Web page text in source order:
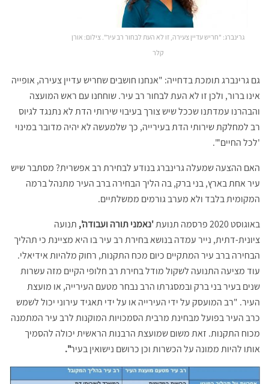
גרינברג: "חריש עדיין צעירה, זו לא העת לבחור רב עיר". צילום: אורן
קלר
גם גרינברג תומכת בדחייה: "אנחנו חושבים שחריש עדיין צעירה, אופייה
אינו ברור, ולכן זו לא העת לבחור רב עיר. שוחחנו עם ראש המועצה
והבהרנו עמדתנו שככל שיש צורך בעיבוי שירותי הדת לא נתנגד לגיוס
רב למחלקת שירותי הדת בעירייה, כך שלמעשה לא יהיה מדובר במינוי
'לכל החיים'".
האם ההצעה שמעלה גרינברג בנודע לבחירת רב אפשרית? מסתבר שיש
עיר אחת בארץ, בני ברק, בה הליך הבחירה ברב העיר מתנהל ברמה
המקומית בלבד ולא מערב גורמים ממשלתיים.
באוגוסט 2020 פרסמה תנועת
'נאמני תורה ועבודה', תנועה
ציונית-דתית, נייר עמדה בנושא בחירת רב עיר בו היא מציינת כי תהליך
הבחירה ברב עיר המתקיים כיום מכח התקנות, רחוק מלהיות אידיאלי.
עוד מציעה התנועה לשקול מודל בחירת רב חלופי הקיים מזה עשרות
שנים בעיר בני ברק ובמסגרתו הרב נבחר מטעם העירייה, או מועצת
העיר. "רב המועסק על ידי העירייה או על ידי תאגיד עירוני יכול לשמש
כרב העיר בפועל מבחינת מרבית הסמכויות המוקנות לרב עיר המתמנה
מכוח התקנות. זאת משום שמועצת הרבנות הראשית יכולה להסמיך
אותו להיות ממונה על הכשרות וכן כרושם נישואין בעיר".